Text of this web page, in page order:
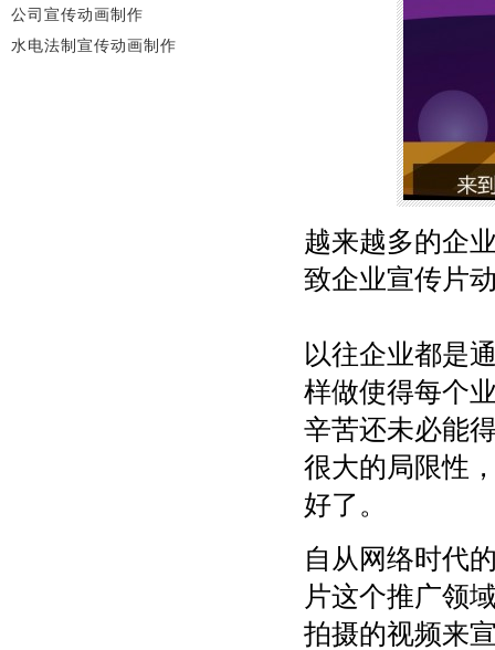
越来越多的企
致企业宣传片
以往企业都是
样做使得每个
辛苦还未必能
很大的局限性
好了。
自从网络时代
片这个推广领
拍摄的视频来
公司宣传动画制作
水电法制宣传动画制作